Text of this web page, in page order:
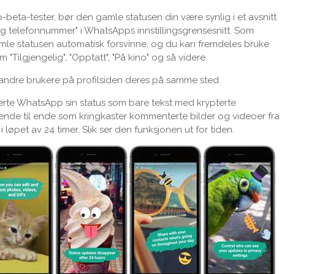
beta-tester, bør den gamle statusen din være synlig i et avsnitt
telefonnummer" i WhatsApps innstillingsgrensesnitt. Som
statusen automatisk forsvinne, og du kan fremdeles bruke
"Tilgjengelig", "Opptatt", "På kino" og så videre.
brukere på profilsiden deres på samme sted.
WhatsApp sin status som bare tekst med krypterte
til ende som kringkaster kommenterte bilder og videoer fra
løpet av 24 timer. Slik ser den funksjonen ut for tiden.